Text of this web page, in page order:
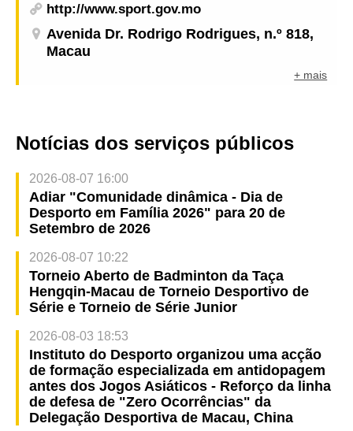
http://www.sport.gov.mo
Avenida Dr. Rodrigo Rodrigues, n.º 818,
Macau
+ mais
Notícias dos serviços públicos
2026-08-07 16:00
Adiar "Comunidade dinâmica - Dia de
Desporto em Família 2026" para 20 de
Setembro de 2026
2026-08-07 10:22
Torneio Aberto de Badminton da Taça
Hengqin-Macau de Torneio Desportivo de
Série e Torneio de Série Junior
2026-08-03 18:53
Instituto do Desporto organizou uma acção
de formação especializada em antidopagem
antes dos Jogos Asiáticos - Reforço da linha
de defesa de "Zero Ocorrências" da
Delegação Desportiva de Macau, China